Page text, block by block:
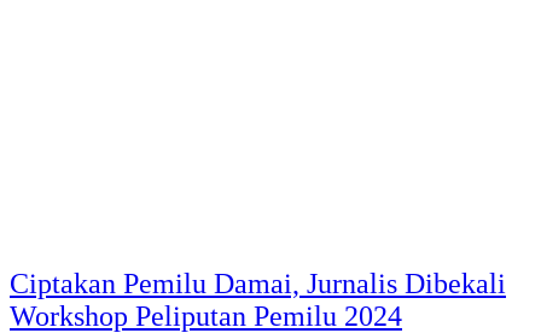
Ciptakan Pemilu Damai, Jurnalis Dibekali
Workshop Peliputan Pemilu 2024